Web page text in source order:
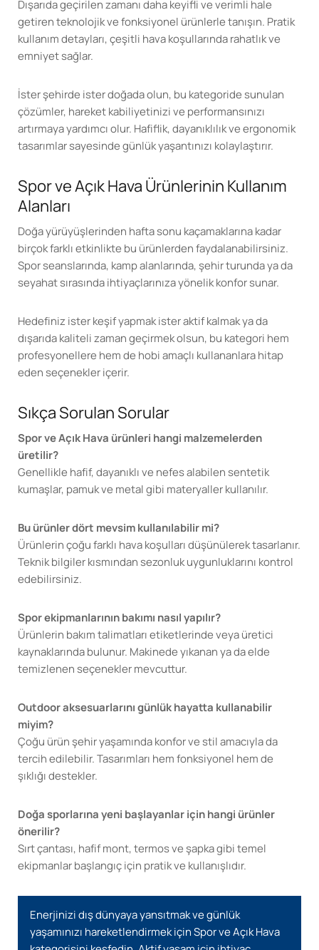
Dışarıda geçirilen zamanı daha keyifli ve verimli hale
getiren teknolojik ve fonksiyonel ürünlerle tanışın. Pratik
kullanım detayları, çeşitli hava koşullarında rahatlık ve
emniyet sağlar.
İster şehirde ister doğada olun, bu kategoride sunulan
çözümler, hareket kabiliyetinizi ve performansınızı
artırmaya yardımcı olur. Hafiflik, dayanıklılık ve ergonomik
tasarımlar sayesinde günlük yaşantınızı kolaylaştırır.
Spor ve Açık Hava Ürünlerinin Kullanım
Alanları
Doğa yürüyüşlerinden hafta sonu kaçamaklarına kadar
birçok farklı etkinlikte bu ürünlerden faydalanabilirsiniz.
Spor seanslarında, kamp alanlarında, şehir turunda ya da
seyahat sırasında ihtiyaçlarınıza yönelik konfor sunar.
Hedefiniz ister keşif yapmak ister aktif kalmak ya da
dışarıda kaliteli zaman geçirmek olsun, bu kategori hem
profesyonellere hem de hobi amaçlı kullananlara hitap
eden seçenekler içerir.
Sıkça Sorulan Sorular
Spor ve Açık Hava ürünleri hangi malzemelerden
üretilir?
Genellikle hafif, dayanıklı ve nefes alabilen sentetik
kumaşlar, pamuk ve metal gibi materyaller kullanılır.
Bu ürünler dört mevsim kullanılabilir mi?
Ürünlerin çoğu farklı hava koşulları düşünülerek tasarlanır.
Teknik bilgiler kısmından sezonluk uygunluklarını kontrol
edebilirsiniz.
Spor ekipmanlarının bakımı nasıl yapılır?
Ürünlerin bakım talimatları etiketlerinde veya üretici
kaynaklarında bulunur. Makinede yıkanan ya da elde
temizlenen seçenekler mevcuttur.
Outdoor aksesuarlarını günlük hayatta kullanabilir
miyim?
Çoğu ürün şehir yaşamında konfor ve stil amacıyla da
tercih edilebilir. Tasarımları hem fonksiyonel hem de
şıklığı destekler.
Doğa sporlarına yeni başlayanlar için hangi ürünler
önerilir?
Sırt çantası, hafif mont, termos ve şapka gibi temel
ekipmanlar başlangıç için pratik ve kullanışlıdır.
Enerjinizi dış dünyaya yansıtmak ve günlük
yaşamınızı hareketlendirmek için Spor ve Açık Hava